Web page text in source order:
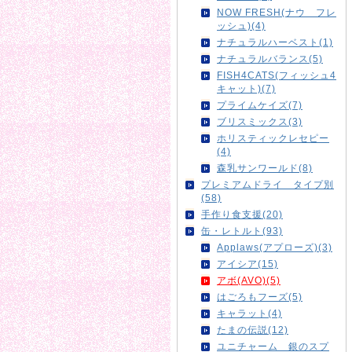
NOW FRESH(ナウ フレ
ッシュ)(4)
ナチュラルハーベスト(1)
ナチュラルバランス(5)
FISH4CATS(フィッシュ4
キャット)(7)
プライムケイズ(7)
ブリスミックス(3)
ホリスティックレセピー
(4)
森乳サンワールド(8)
プレミアムドライ タイプ別
(58)
手作り食支援(20)
缶・レトルト(93)
Applaws(アプローズ)(3)
アイシア(15)
アボ(AVO)(5)
はごろもフーズ(5)
キャラット(4)
たまの伝説(12)
ユニチャーム 銀のスプ